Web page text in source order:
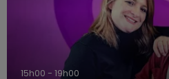
19h00 - 19h15